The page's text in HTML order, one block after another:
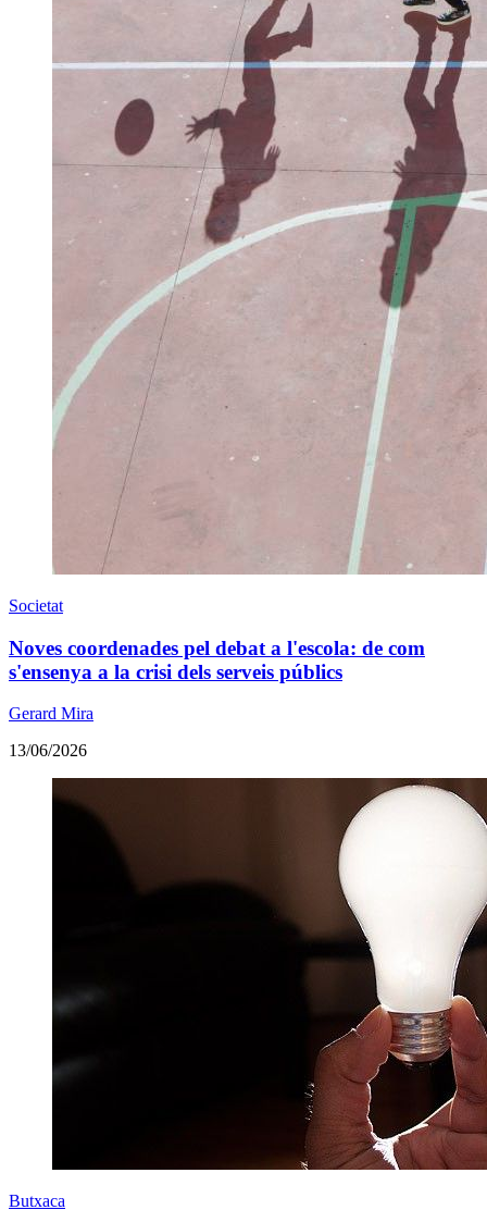
Societat
Noves coordenades pel debat a l'escola: de com
s'ensenya a la crisi dels serveis públics
Gerard Mira
13/06/2026
Butxaca